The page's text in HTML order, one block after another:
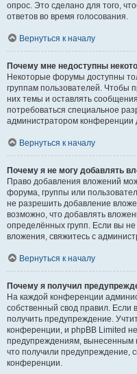
опрос. Это сделано для того,
ответов во время голосования.
Вернуться к началу
Почему мне недоступны
Некоторые форумы доступны
группам пользователей. Чтобы
них темы и оставлять
потребоваться специальное
администратором конференции
Вернуться к началу
Почему я не могу добавлять
Право добавления вложений
форума, группы или
не разрешить добавление
возможно, что добавлять
определённых групп. Если вы
вложения, свяжитесь с
Вернуться к началу
Почему я получил
На каждой конференции
собственный свод правил.
получить предупреждение.
конференции, и phpBB Limited
предупреждениям, вынесенным
что получили предупреждение,
конференции.